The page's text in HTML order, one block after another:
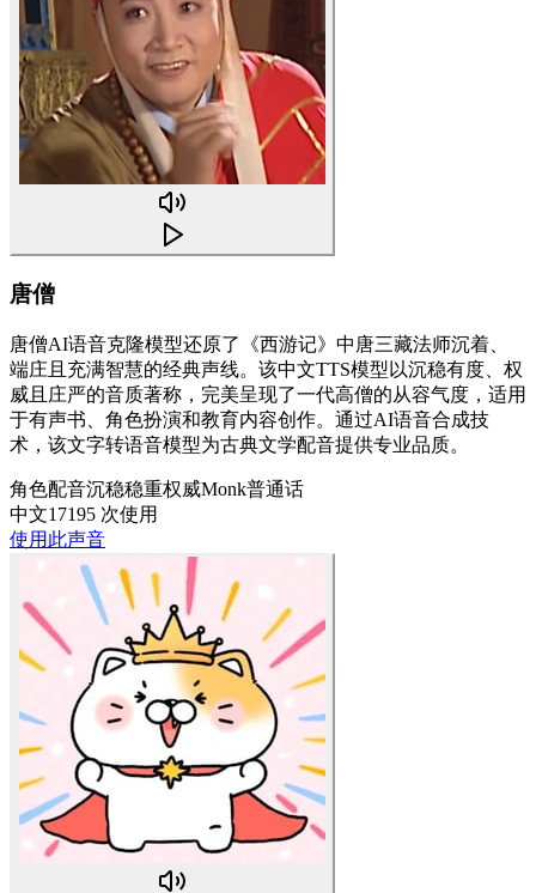
唐僧
唐僧AI语音克隆模型还原了《西游记》中唐三藏法师沉着、
端庄且充满智慧的经典声线。该中文TTS模型以沉稳有度、权
威且庄严的音质著称，完美呈现了一代高僧的从容气度，适用
于有声书、角色扮演和教育内容创作。通过AI语音合成技
术，该文字转语音模型为古典文学配音提供专业品质。
角色配音沉稳稳重权威Monk普通话
中文17195 次使用
使用此声音